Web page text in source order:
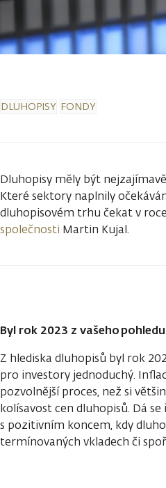
DLUHOPISY FONDY
Dluhopisy měly být
Které sektory naplnily
dluhopisovém trhu čekat v
společnosti Martin Kujal.
Byl rok 2023 z vašeho
Z hlediska dluhopisů byl rok
pro investory jednoduchý.
pozvolnější proces, než si
kolísavost cen dluhopisů. Dá
s pozitivním koncem, kdy
termínovaných vkladech či